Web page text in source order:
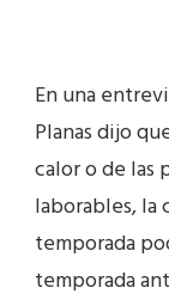
En una
Planas dijo
calor o de las
laborables, la
temporada
temporada